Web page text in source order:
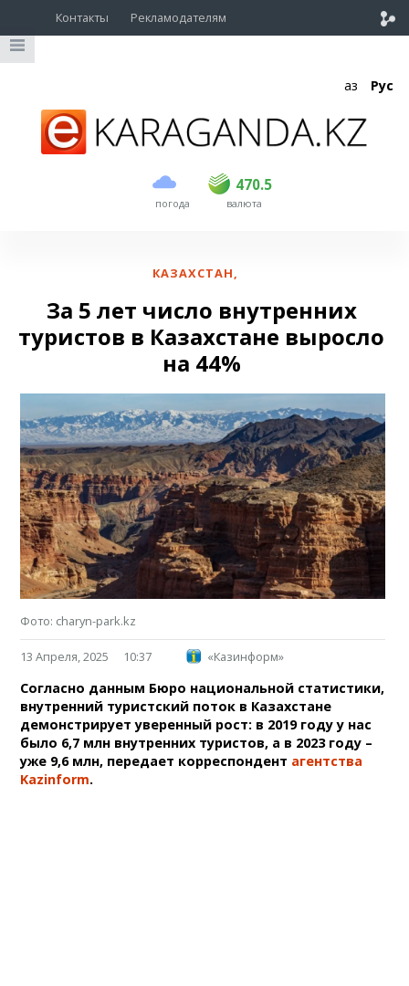
Контакты Рекламодателям
Қаз Рус
погода
470.5
USD 468.5 470.5
EUR валюта
КАЗАХСТАН,
За 5 лет число внутренних
туристов в Казахстане выросло
на 44%
Фото: charyn-park.kz
13 Апреля, 2025 10:37 «Казинформ»
Согласно данным Бюро национальной статистики,
внутренний туристский поток в Казахстане
демонстрирует уверенный рост: в 2019 году у нас
было 6,7 млн внутренних туристов, а в 2023 году –
уже 9,6 млн, передает корреспондент агентства
Kazinform.